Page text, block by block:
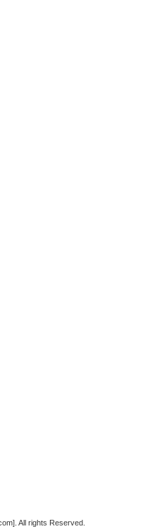
All rights Reserved.